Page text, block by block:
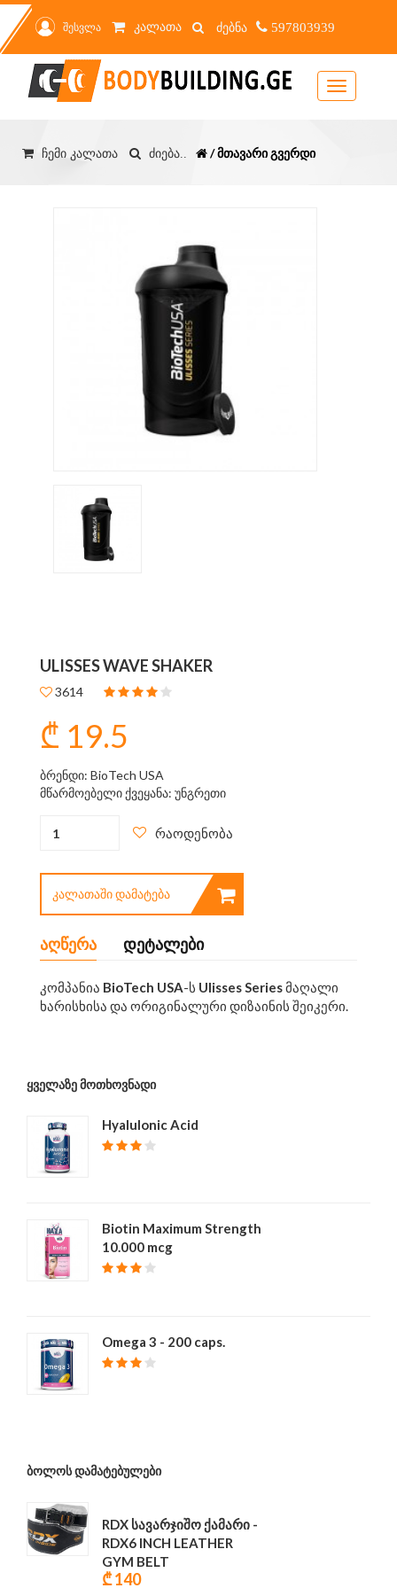
შესვლა კალათა 597803939
Toggle
navigation
ჩემი კალათა ძიება.. / მთავარი გვერდი
ULISSES WAVE SHAKER
3614
₾ 19.5
ბრენდი: BioTech USA
მწარმოებელი ქვეყანა: უნგრეთი
რაოდენობა
ᲙᲐᲚᲐᲗᲐᲨᲘ ᲓᲐᲛᲐᲢᲔᲑᲐ
აღწერა დეტალები
კომპანია BioTech USA-ს Ulisses Seriesმაღალი
ხარისხისა და ორიგინალური დიზაინის შეიკერი.
ᲧᲕᲔᲚᲐᲖᲔ ᲛᲝᲗᲮᲝᲕᲜᲐᲓᲘ
Hyalulonic Acid
Biotin Maximum Strength
10.000 mcg
Omega 3 - 200 caps.
ᲑᲝᲚᲝᲡ ᲓᲐᲛᲐᲢᲔᲑᲣᲚᲔᲑᲘ
RDX სავარჯიშო ქამარი -
RDX6 INCH LEATHER
GYM BELT
₾ 140